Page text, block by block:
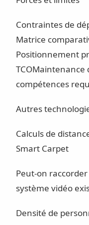
Contraintes de
Matrice
Positionnement
TCOMaintenance
compétences
Autres
Calculs de
Smart Carpet
Peut-on
système vidéo
Densité de